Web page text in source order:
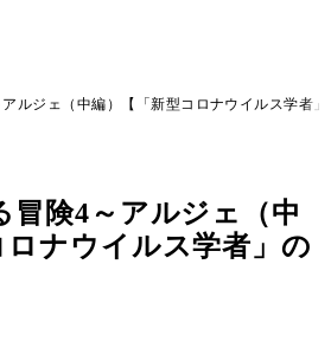
ルジェ（中編）【「新型コロナウイルス学者
冒険4～アルジェ（中
ナウイルス学者」の